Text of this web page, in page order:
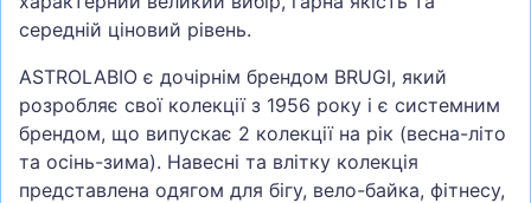
середній ціновий рівень.
ASTROLABIO є дочірнім брендом BRUGI, який
розробляє свої колекції з 1956 року і є системним
брендом, що випускає 2 колекції на рік (весна-літо
та осінь-зима). Навесні та влітку колекція
представлена одягом для бігу, вело-байка, фітнесу,